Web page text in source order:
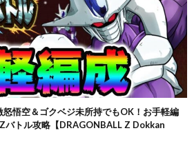
怒悟空＆ゴクベジ未所持でもOK！お手軽編
バトル攻略【DRAGONBALL Z Dokkan